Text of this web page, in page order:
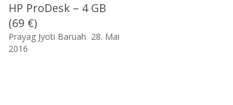
HP ProDesk – 4 GB
(69 €)
Prayag Jyoti Baruah 28. Mai
2016